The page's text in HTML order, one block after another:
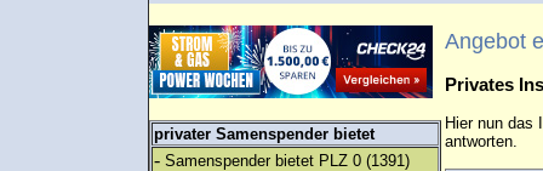
privater Samenspender bietet
- Samenspender bietet PLZ 0 (1391)
Angebot
Privates
Hier nun das
antworten.